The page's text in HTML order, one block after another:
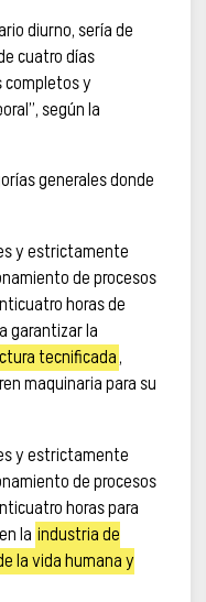
diurno, sería de
cuatro días
y
según la
generales donde
y estrictamente
de procesos
horas de
garantizar la
tecnificada,
maquinaria para su
y estrictamente
de procesos
horas para
la industria de
la vida humana y